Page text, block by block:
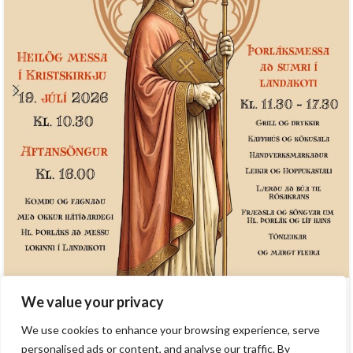
We value your privacy
We use cookies to enhance your browsing experience, serve
personalised ads or content, and analyse our traffic. By
Stórhátíð hl. Þorláks 19. júlí
Þann 19. júlí verður haldin stórhátíð hl. Þorláks. Tilefnið er
Þorláksmessa á sumar, dagur sem Íslen...